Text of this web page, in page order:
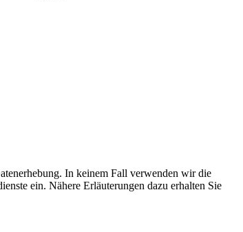
In keinem Fall verwenden wir die
ein. Nähere Erläuterungen dazu erhalten Sie